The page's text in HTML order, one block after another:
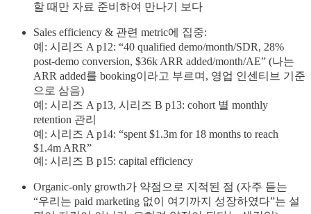
할 때만 자료 준비하여 만나기 보다
Sales efficiency & 관련 metric에 집중:
예: 시리즈 A p12: “40 qualified demo/month/SDR, 28%
post-demo conversion, $36k ARR added/month/AE” (나는
ARR added를 booking이라고 부르며, 영업 인센티브 기준
으로 삼음)
예: 시리즈 A p13, 시리즈 B p13: cohort 별 monthly
retention 관리
예: 시리즈 A p14: “spent $1.3m for 18 months to reach
$1.4m ARR”
예: 시리즈 B p15: capital efficiency
Organic-only growth가 약점으로 지적된 점 (자주 듣는
“우리는 paid marketing 없이 여기까지 성장하였다”는 설